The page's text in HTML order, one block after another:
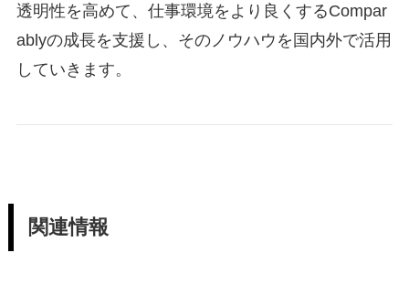
透明性を高めて、仕事環境をより良くするCompar
ablyの成長を支援し、そのノウハウを国内外で活用
していきます。
関連情報